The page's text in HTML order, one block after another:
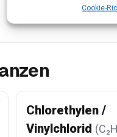
Cookie-
Chlorethylen /
Vinylchlorid